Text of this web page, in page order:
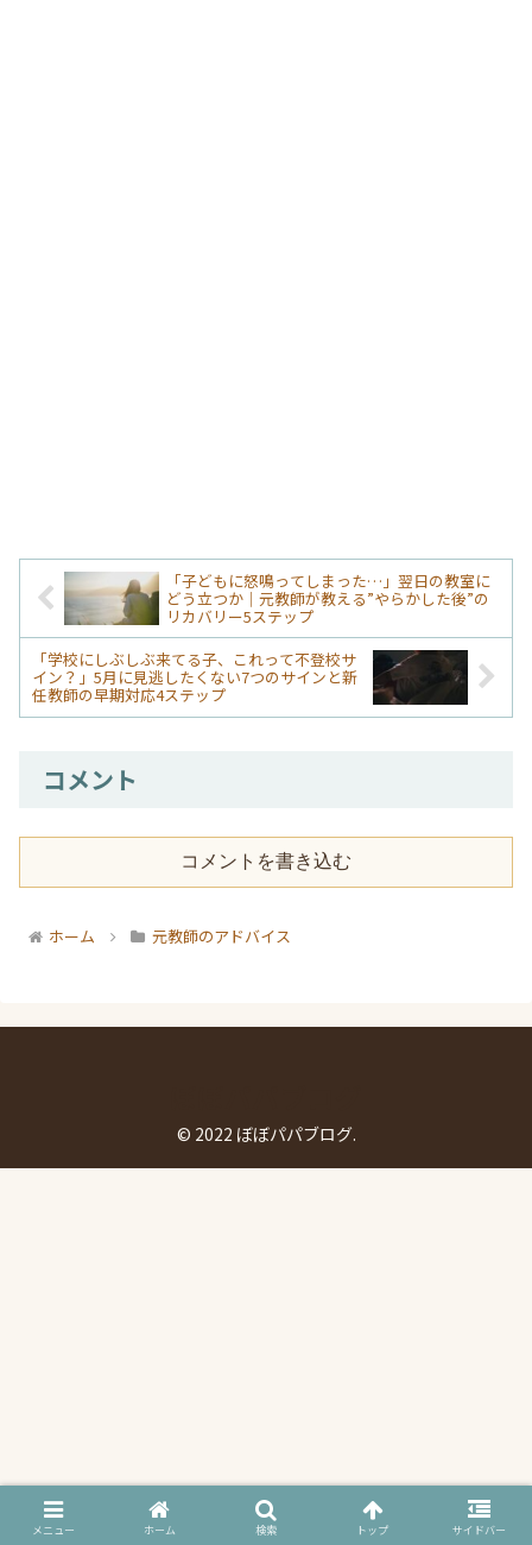
「子どもに怒鳴ってしまった…」翌日の教室に
どう立つか｜元教師が教える”やらかした後”の
リカバリー5ステップ
「学校にしぶしぶ来てる子、これって不登校サ
イン？」5月に見逃したくない7つのサインと新
任教師の早期対応4ステップ
コメント
コメントを書き込む
ホーム 元教師のアドバイス
© 2022 ぼぼパパブログ.
メニュー ホーム 検索 トップ サイドバー